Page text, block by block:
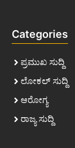
Categories
ಪ್ರಮುಖ ಸುದ್ದಿ
ಲೋಕಲ್ ಸುದ್ದಿ
ಆರೋಗ್ಯ
ರಾಜ್ಯ ಸುದ್ದಿ